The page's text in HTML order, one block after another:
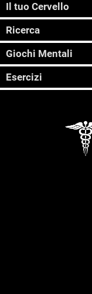
Il tuo Cervello
Ricerca
Giochi Mentali
Esercizi